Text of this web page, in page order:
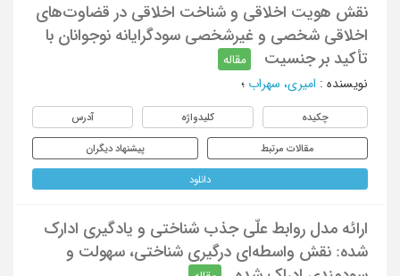
نقش هویت اخلاقی و شناخت اخلاقی در قضاوت‌های
اخلاقی شخصی و غیرشخصی سودگرایانه نوجوانان با
تأکید بر جنسیت
مقاله
نویسنده : امیری، سهراب ؛
چکیده کلیدواژه آدرس
مقالات مرتبط پیشنهاد دیگران
دانلود
ارائه مدل روابط علّی جذب شناختی و یادگیری ادارک
شده: نقش واسطه‌ای درگیری شناختی، سهولت و